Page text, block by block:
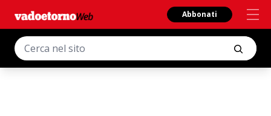
Abbonati